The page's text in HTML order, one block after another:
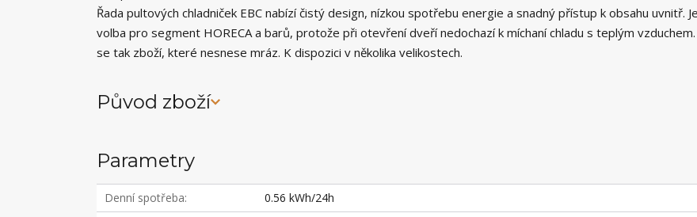
Řada pultových chladniček EBC nabízí čistý design, nízkou spotřebu energie a snadný přístup k obsahu uvnitř.
volba pro segment HORECA a barů, protože při otevření dveří nedochazí k míchaní chladu s teplým
se tak zboží, které nesnese mráz. K dispozici v několika velikostech.
Původ zboží
Parametry
Denní spotřeba
0.56 kWh/24h